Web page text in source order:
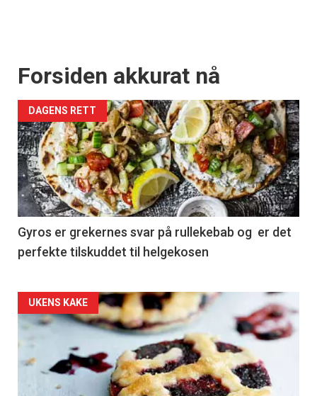
Forsiden akkurat nå
DAGENS RETT
Gyros er grekernes svar på rullekebab og er det
perfekte tilskuddet til helgekosen
Forsiden
akkurat
nå
UKENS KAKE